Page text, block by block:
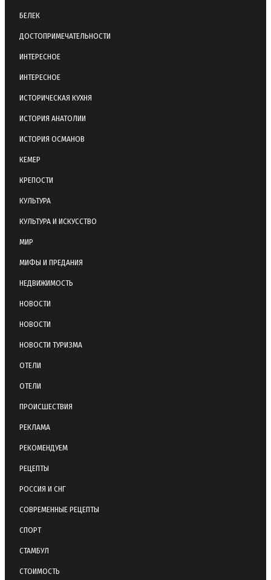
БЕЛЕК
ДОСТОПРИМЕЧАТЕЛЬНОСТИ
ИНТЕРЕСНОЕ
ИНТЕРЕСНОЕ
ИСТОРИЧЕСКАЯ КУХНЯ
ИСТОРИЯ АНАТОЛИИ
ИСТОРИЯ ОСМАНОВ
КЕМЕР
КРЕПОСТИ
КУЛЬТУРА
КУЛЬТУРА И ИСКУССТВО
МИР
МИФЫ И ПРЕДАНИЯ
НЕДВИЖИМОСТЬ
НОВОСТИ
НОВОСТИ
НОВОСТИ ТУРИЗМА
ОТЕЛИ
ОТЕЛИ
ПРОИСШЕСТВИЯ
РЕКЛАМА
РЕКОМЕНДУЕМ
РЕЦЕПТЫ
РОССИЯ И СНГ
СОВРЕМЕННЫЕ РЕЦЕПТЫ
СПОРТ
СТАМБУЛ
СТОИМОСТЬ